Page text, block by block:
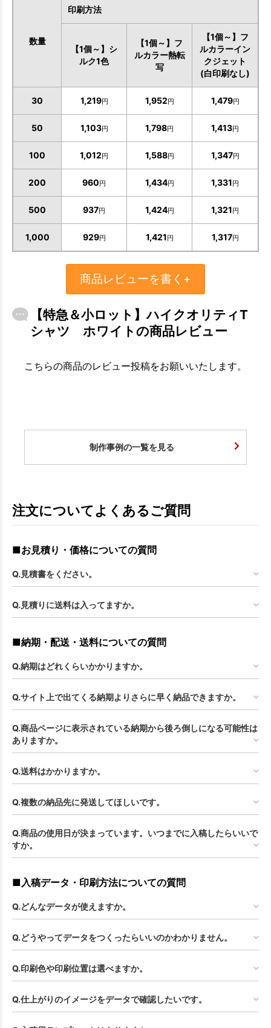
カートへ進む
数量
印刷方法
【1個～】シ
ルク1色
【1個～】フ
ルカラー熱転
写
【1個～】フ
ルカラーイン
クジェット
(白印刷なし)
30 1,219円 1,952円 1,479円
50 1,103円 1,798円 1,413円
100 1,012円 1,588円 1,347円
200 960円 1,434円 1,331円
500 937円 1,424円 1,321円
1,000 929円 1,421円 1,317円
商品レビューを書く+
【特急＆小ロット】ハイクオリティT
シャツ ホワイトの商品レビュー
こちらの商品のレビュー投稿をお願いいたします。
制作事例の一覧を見る
注文についてよくあるご質問
■お見積り・価格についての質問
Q.見積書をください。
Q.見積りに送料は入ってますか。
■納期・配送・送料についての質問
Q.納期はどれくらいかかりますか。
Q.サイト上で出てくる納期よりさらに早く納品できますか。
Q.商品ページに表示されている納期から後ろ倒しになる可能性は
ありますか。
Q.送料はかかりますか。
Q.複数の納品先に発送してほしいです。
Q.商品の使用日が決まっています。いつまでに入稿したらいいで
すか。
■入稿データ・印刷方法についての質問
Q.どんなデータが使えますか。
Q.どうやってデータをつくったらいいのかわかりません。
Q.印刷色や印刷位置は選べますか。
Q.仕上がりのイメージをデータで確認したいです。